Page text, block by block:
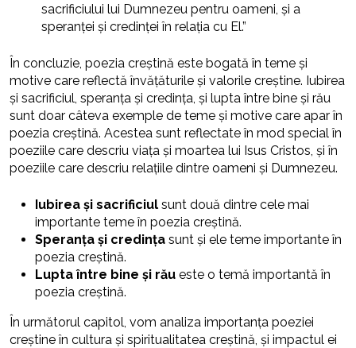
sacrificiului lui Dumnezeu pentru oameni, și a
speranței și credinței în relația cu El.”
În concluzie, poezia creștină este bogată în teme și
motive care reflectă învățăturile și valorile creștine. Iubirea
și sacrificiul, speranța și credința, și lupta între bine și rău
sunt doar câteva exemple de teme și motive care apar în
poezia creștină. Acestea sunt reflectate în mod special în
poeziile care descriu viața și moartea lui Isus Cristos, și în
poeziile care descriu relațiile dintre oameni și Dumnezeu.
Iubirea și sacrificiul sunt două dintre cele mai
importante teme în poezia creștină.
Speranța și credința sunt și ele teme importante în
poezia creștină.
Lupta între bine și rău este o temă importantă în
poezia creștină.
În următorul capitol, vom analiza importanța poeziei
creștine în cultura și spiritualitatea creștină, și impactul ei